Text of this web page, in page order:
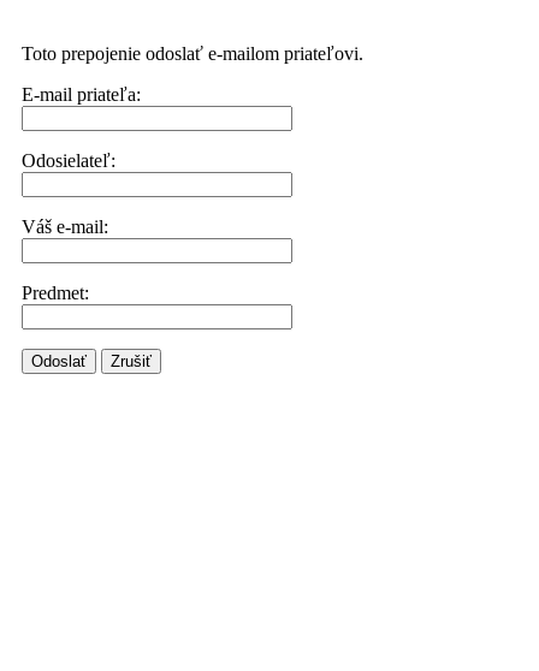
Toto prepojenie odoslať e-mailom priateľovi.
E-mail priateľa:
Odosielateľ:
Váš e-mail:
Predmet:
Odoslať Zrušiť